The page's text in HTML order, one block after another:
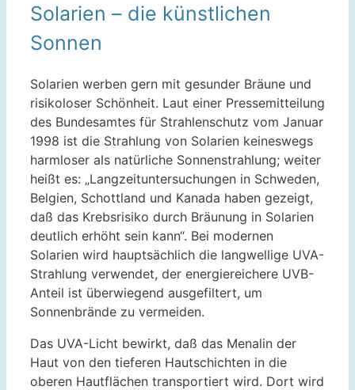
Solarien – die künstlichen
Sonnen
Solarien werben gern mit gesunder Bräune und
risikoloser Schönheit. Laut einer Pressemitteilung
des Bundesamtes für Strahlenschutz vom Januar
1998 ist die Strahlung von Solarien keineswegs
harmloser als natürliche Sonnenstrahlung; weiter
heißt es: „Langzeituntersuchungen in Schweden,
Belgien, Schottland und Kanada haben gezeigt,
daß das Krebsrisiko durch Bräunung in Solarien
deutlich erhöht sein kann“. Bei modernen
Solarien wird hauptsächlich die langwellige UVA-
Strahlung verwendet, der energiereichere UVB-
Anteil ist überwiegend ausgefiltert, um
Sonnenbrände zu vermeiden.
Das UVA-Licht bewirkt, daß das Menalin der
Haut von den tieferen Hautschichten in die
oberen Hautflächen transportiert wird. Dort wird